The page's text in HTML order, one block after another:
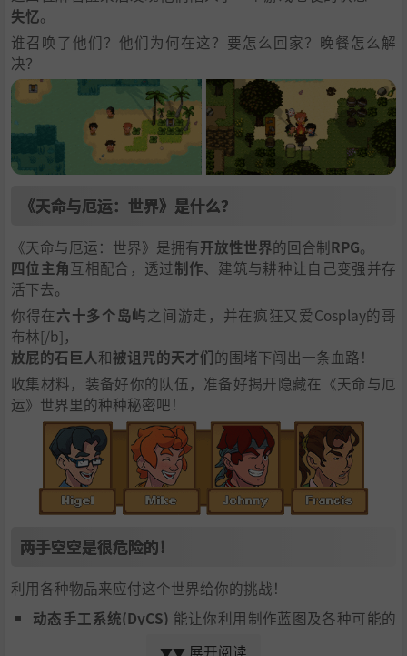
失忆。
谁召唤了他们？他们为何在这？要怎么回家？晚餐怎么解
决？
《天命与厄运：世界》是什么？
《天命与厄运：世界》是拥有开放性世界的回合制RPG。
四位主角互相配合，透过制作、建筑与耕种让自己变强并存
活下去。
你得在六十多个岛屿之间游走，并在疯狂又爱Cosplay的哥
布林[/b]，
放屁的石巨人和被诅咒的天才们的围堵下闯出一条血路！
收集材料，装备好你的队伍，准备好揭开隐藏在《天命与厄
运》世界里的种种秘密吧！
两手空空是很危险的！
利用各种物品来应付这个世界给你的挑战！
动态手工系统(DyCS) 能让你利用制作蓝图及各种可能的
材料来制作武器、防具，饮料甚至炸药！
展开阅读